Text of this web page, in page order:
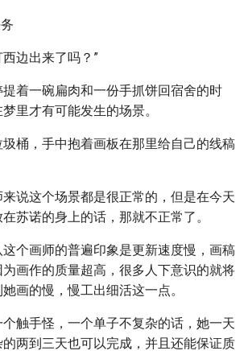
边出来了吗？”
着一碗扁肉和一份手抓饼回宿舍的时
里才有可能发生的场景。
桶，手中抱着画板在那里给自己的线稿
说这个场景都是很正常的，但是在今天
苏诺的身上的话，那就不正常了。
个画师的普遍印象是更新速度慢，画稿
画作的质量超高，很多人下意识的就将
画的慢，慢工出细活这一点。
触手怪，一个单子不复杂的话，她一天
两到三天也可以完成，并且还能保证质